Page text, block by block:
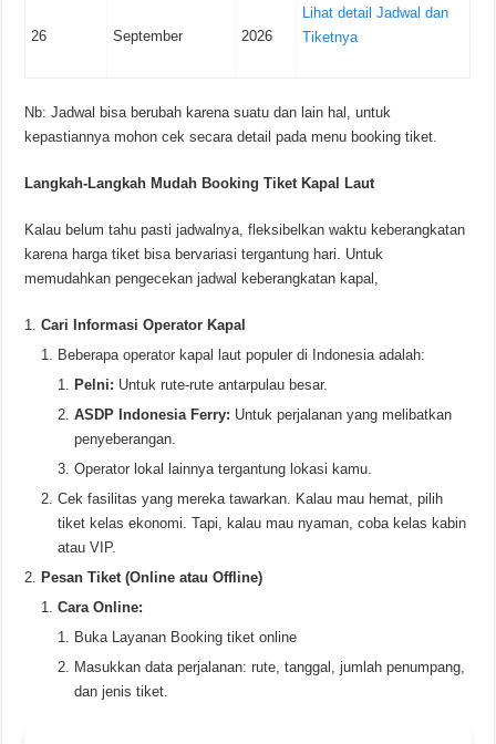
26 September 2026
Lihat detail Jadwal dan
Tiketnya
Nb: Jadwal bisa berubah karena suatu dan lain hal, untuk
kepastiannya mohon cek secara detail pada menu booking tiket.
Langkah-Langkah Mudah Booking Tiket Kapal Laut
Kalau belum tahu pasti jadwalnya, fleksibelkan waktu keberangkatan
karena harga tiket bisa bervariasi tergantung hari. Untuk
memudahkan pengecekan jadwal keberangkatan kapal,
Cari Informasi Operator Kapal
Beberapa operator kapal laut populer di Indonesia adalah:
Pelni: Untuk rute-rute antarpulau besar.
ASDP Indonesia Ferry: Untuk perjalanan yang melibatkan
penyeberangan.
Operator lokal lainnya tergantung lokasi kamu.
Cek fasilitas yang mereka tawarkan. Kalau mau hemat, pilih
tiket kelas ekonomi. Tapi, kalau mau nyaman, coba kelas kabin
atau VIP.
Pesan Tiket (Online atau Offline)
Cara Online:
Buka Layanan Booking tiket online
Masukkan data perjalanan: rute, tanggal, jumlah penumpang,
dan jenis tiket.